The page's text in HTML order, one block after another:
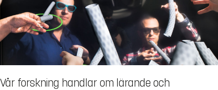
Vår forskning handlar om lärande och